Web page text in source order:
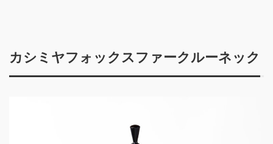
カシミヤフォックスファークルーネック